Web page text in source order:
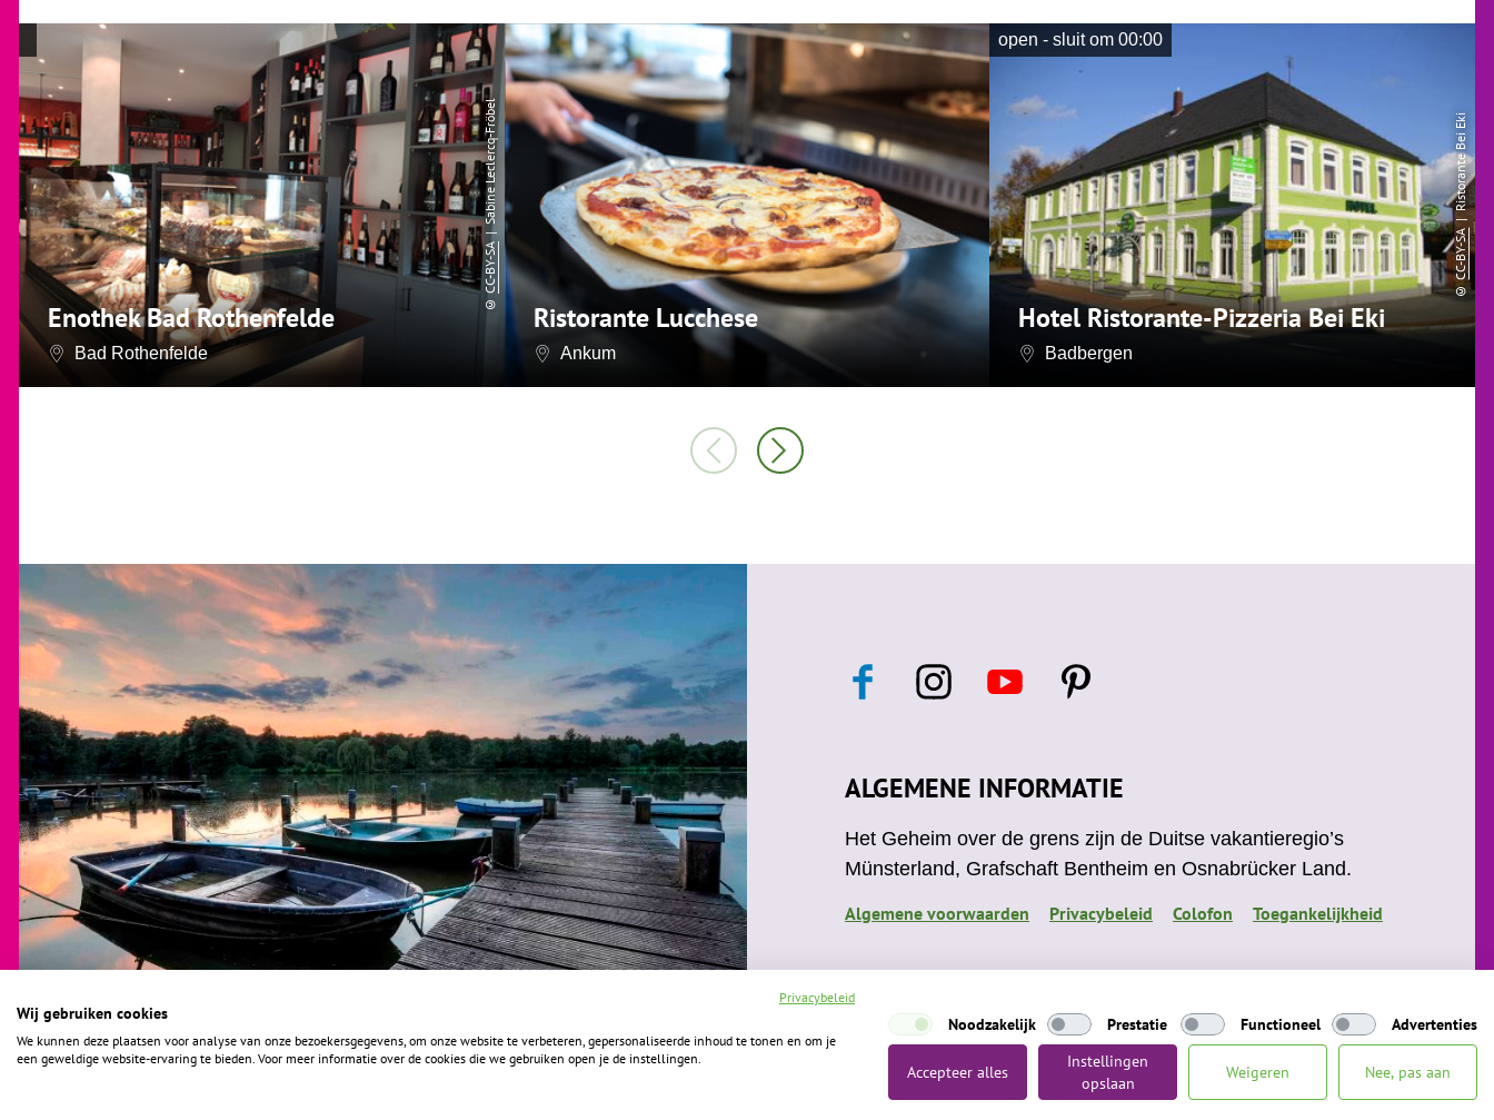
Enothek Bad Rothenfelde
Bad Rothenfelde
©
CC-BY-SA
| Sabine Leclercq-Fröbel
Ristorante Lucchese
Ankum
open - sluit om 00:00
Hotel Ristorante-Pizzeria Bei Eki
Badbergen
©
CC-BY-SA
| Ristorante Bei Eki
F
b
o
k
I
n
a
r
a
Y
o
u
e
P
e
e
s
ALGEMENE INFORMATIE
Het Geheim over de grens zijn de Duitse vakantieregio’s
Münsterland, Grafschaft Bentheim en Osnabrücker Land.
Algemene voorwaarden
Privacybeleid Colofon Toegankelijkheid
Privacybeleid
Wij gebruiken cookies
We kunnen deze plaatsen voor analyse van onze bezoekersgegevens, om onze website te verbeteren, gepersonaliseerde inhoud te tonen en om je
een geweldige website-ervaring te bieden. Voor meer informatie over de cookies die we gebruiken open je de instellingen.
Noodzakelijk Prestatie Functioneel Advertenties
Accepteer alles
Instellingen
opslaan
Weigeren Nee, pas aan